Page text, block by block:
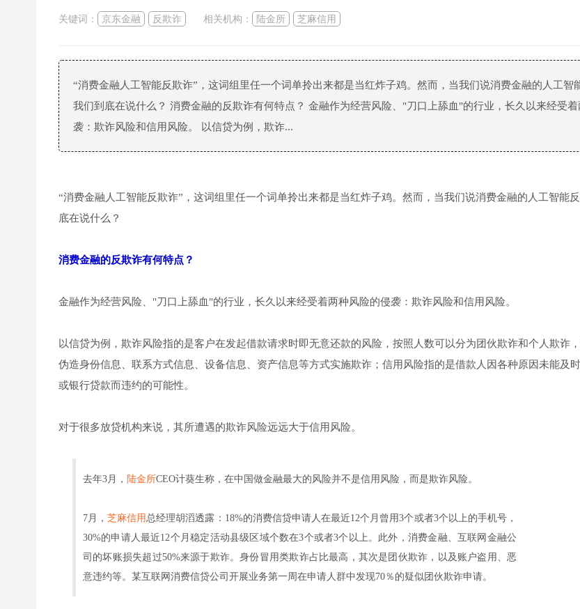
关键词： 京东金融 反欺诈 相关机构： 陆金所 芝麻信用
“消费金融人工智能反欺诈”，这词组里任一个词单拎出来都是当红炸子鸡。然而，当我们说消费金融的人工智
我们到底在说什么？ 消费金融的反欺诈有何特点？ 金融作为经营风险、"刀口上舔血"的行业，长久以来经受
袭：欺诈风险和信用风险。 以信贷为例，欺诈...
“消费金融人工智能反欺诈”，这词组里任一个词单拎出来都是当红炸子鸡。然而，当我们说消费金融的人工智能
底在说什么？
消费金融的反欺诈有何特点？
金融作为经营风险、"刀口上舔血"的行业，长久以来经受着两种风险的侵袭：欺诈风险和信用风险。
以信贷为例，欺诈风险指的是客户在发起借款请求时即无意还款的风险，按照人数可以分为团伙欺诈和个人欺诈
伪造身份信息、联系方式信息、设备信息、资产信息等方式实施欺诈；信用风险指的是借款人因各种原因未能及
或银行贷款而违约的可能性。
对于很多放贷机构来说，其所遭遇的欺诈风险远远大于信用风险。
去年3月， 陆金所CEO计葵生称，在中国做金融最大的风险并不是信用风险，而是欺诈风险。
7月，芝麻信用总经理胡滔透露：18%的消费信贷申请人在最近12个月曾用3个或者3个以上的手机号，
30%的申请人最近12个月稳定活动县级区域个数在3个或者3个以上。此外，消费金融、互联网金融公
司的坏账损失超过50%来源于欺诈。身份冒用类欺诈占比最高，其次是团伙欺诈，以及账户盗用、恶
意违约等。某互联网消费信贷公司开展业务第一周在申请人群中发现70％的疑似团伙欺诈申请。